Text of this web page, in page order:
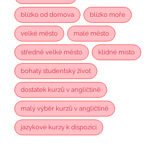
blízko od domova blízko moře
velké město malé město
středně velké město klidné místo
bohatý studentský život
dostatek kurzů v angličtině
malý výběr kurzů v angličtině
jazykové kurzy k dispozici